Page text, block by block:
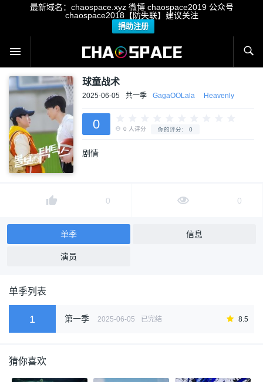
最新域名：chaospace.xyz 微博 chaospace2019 公众号
chaospace2018【防失联】建议关注
捐助注册
球童战术
2025-06-05 共一季 GagaOOLala Heavenly
剧情
0 0
单季 信息
演员
单季列表
1 第一季 2025-06-05 已完结 8.5
猜你喜欢